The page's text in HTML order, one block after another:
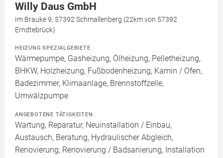
Willy Daus GmbH
Im Brauke 9, 57392 Schmallenberg (22km von 57392
Erndtebrück)
HEIZUNG SPEZIALGEBIETE
Wärmepumpe, Gasheizung, Ölheizung, Pelletheizung,
BHKW, Holzheizung, Fußbodenheizung, Kamin / Ofen,
Badezimmer, Klimaanlage, Brennstoffzelle,
Umwälzpumpe
ANGEBOTENE TÄTIGKEITEN
Wartung, Reparatur, Neuinstallation / Einbau,
Austausch, Beratung, Hydraulischer Abgleich,
Renovierung, Renovierung / Badsanierung, Installation